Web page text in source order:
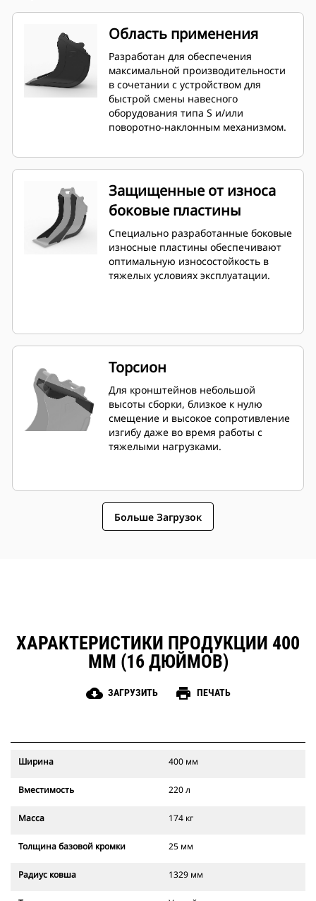
Область применения
Разработан для обеспечения
максимальной производительности
в сочетании с устройством для
быстрой смены навесного
оборудования типа S и/или
поворотно-наклонным механизмом.
Защищенные от износа
боковые пластины
Специально разработанные боковые
износные пластины обеспечивают
оптимальную износостойкость в
тяжелых условиях эксплуатации.
Торсион
Для кронштейнов небольшой
высоты сборки, близкое к нулю
смещение и высокое сопротивление
изгибу даже во время работы с
тяжелыми нагрузками.
Больше Загрузок
ХАРАКТЕРИСТИКИ ПРОДУКЦИИ 400
ММ (16 ДЮЙМОВ)
cloud_download ЗАГРУЗИТЬ print ПЕЧАТЬ
Ширина 400 мм
Вместимость 220 л
Масса 174 кг
Толщина базовой кромки 25 мм
Радиус ковша 1329 мм